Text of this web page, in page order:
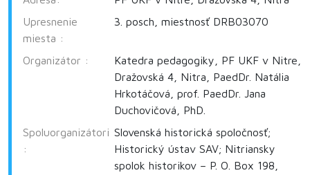
Upresnenie
miesta :
3. posch, miestnosť DRB03070
Organizátor :
Katedra pedagogiky, PF UKF v Nitre,
Dražovská 4, Nitra, PaedDr. Natália
Hrkotáčová, prof. PaedDr. Jana
Duchovičová, PhD.
Spoluorganizátori
:
Slovenská historická spoločnosť;
Historický ústav SAV; Nitriansky
spolok historikov – P. O. Box 198,